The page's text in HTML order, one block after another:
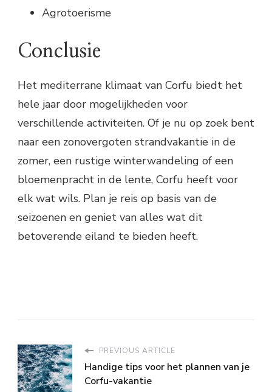
Agrotoerisme
Conclusie
Het mediterrane klimaat van Corfu biedt het
hele jaar door mogelijkheden voor
verschillende activiteiten. Of je nu op zoek bent
naar een zonovergoten strandvakantie in de
zomer, een rustige winterwandeling of een
bloemenpracht in de lente, Corfu heeft voor
elk wat wils. Plan je reis op basis van de
seizoenen en geniet van alles wat dit
betoverende eiland te bieden heeft.
PREVIOUS ARTICLE
Handige tips voor het plannen van je
Corfu-vakantie